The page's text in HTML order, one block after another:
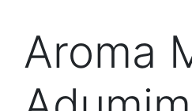
Aroma